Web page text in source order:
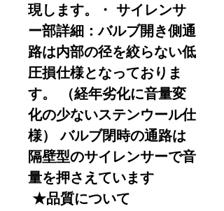
現します。・ サイレンサ
ー部詳細：バルブ開き側通
路は内部の径を絞らない低
圧損仕様となっておりま
す。 （経年劣化に音量変
化の少ないステンウール仕
様） バルブ閉時の通路は
隔壁型のサイレンサーで音
量を押さえています
★品質について